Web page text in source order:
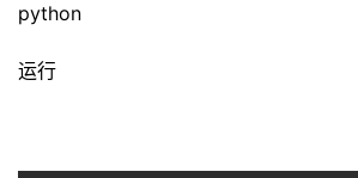
python
运行